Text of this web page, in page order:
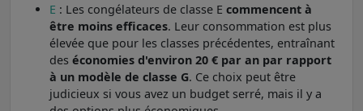
E : Les congélateurs de classe E commencent à
être moins efficaces. Leur consommation est plus
élevée que pour les classes précédentes, entraînant
des économies d'environ 20 € par an par rapport
à un modèle de classe G. Ce choix peut être
judicieux si vous avez un budget serré, mais il y a